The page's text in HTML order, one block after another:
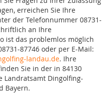
erreichen Sie Ihre
der Telefonnummer 08731-
an Ihre
ist das problemlos möglich
87746 oder per E-Mail:
landau.de. Ihre
Sie in der in 84130
Landratsamt Dingolfing-
Bayern.